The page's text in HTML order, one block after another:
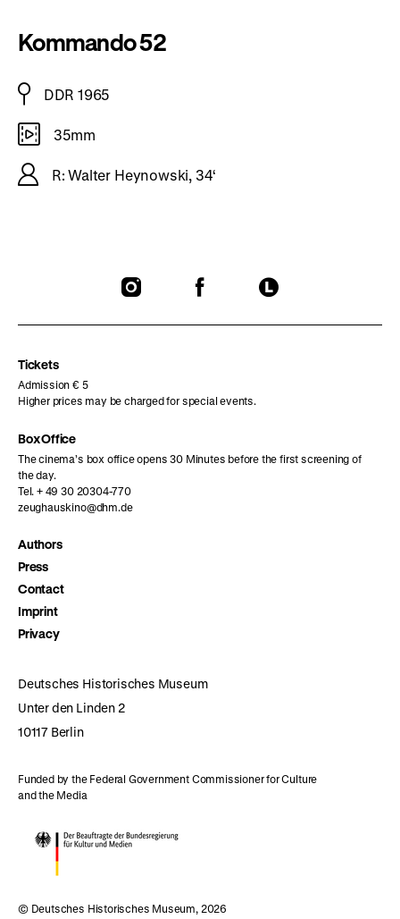
Kommando 52
DDR 1965
35mm
R: Walter Heynowski, 34‘
To
To
To
Tickets
Admission € 5
Higher prices may be charged for special events.
Box Office
The cinema’s box office opens 30 Minutes before the first screening of
the day.
Tel. + 49 30 20304-770
zeughauskino@dhm.de
Authors
Press
Contact
Imprint
Privacy
Deutsches Historisches Museum
Unter den Linden 2
10117 Berlin
Funded by the Federal Government Commissioner for Culture
and the Media
© Deutsches Historisches Museum, 2026